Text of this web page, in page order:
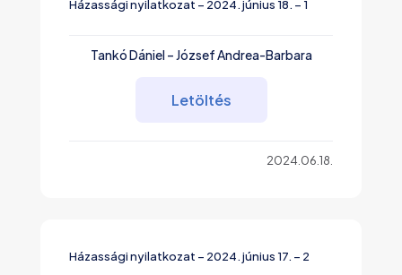
Házassági nyilatkozat – 2024. június 18. – 1
Tankó Dániel – József Andrea-Barbara
Letöltés
2024.06.18.
Házassági nyilatkozat – 2024. június 17. – 2